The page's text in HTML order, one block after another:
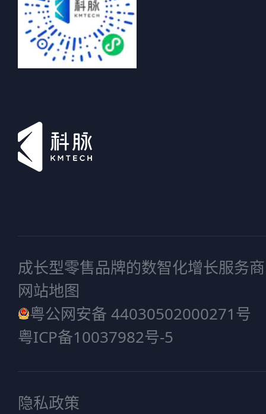
成长型零售品牌的数智化增长服务商
网站地图
粤公网安备 44030502000271号
粤ICP备10037982号-5
隐私政策